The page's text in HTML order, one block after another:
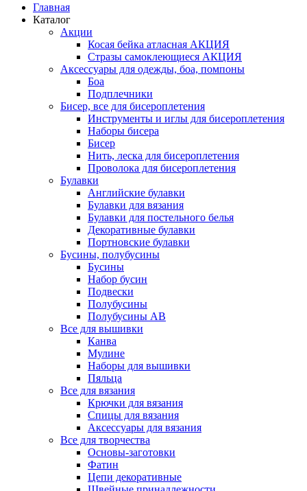
Главная
Каталог
Акции
Косая бейка атласная АКЦИЯ
Стразы самоклеющиеся АКЦИЯ
Аксессуары для одежды, боа, помпоны
Боа
Подплечники
Бисер, все для бисероплетения
Инструменты и иглы для бисероплетения
Наборы бисера
Бисер
Нить, леска для бисероплетения
Проволока для бисероплетения
Булавки
Английские булавки
Булавки для вязания
Булавки для постельного белья
Декоративные булавки
Портновские булавки
Бусины, полубусины
Бусины
Набор бусин
Подвески
Полубусины
Полубусины AB
Все для вышивки
Канва
Мулине
Наборы для вышивки
Пяльца
Все для вязания
Крючки для вязания
Спицы для вязания
Аксессуары для вязания
Все для творчества
Основы-заготовки
Фатин
Цепи декоративные